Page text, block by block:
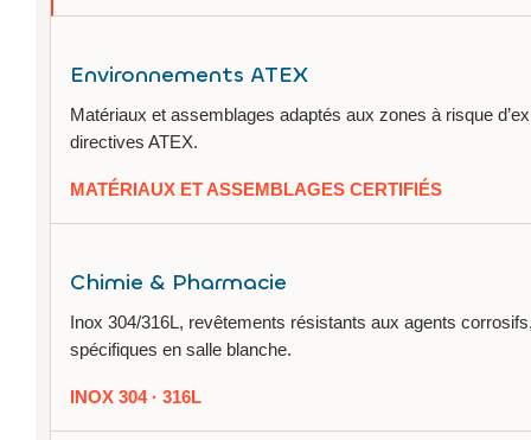
Environnements ATEX
Matériaux et assemblages adaptés aux zones à risque
directives ATEX.
MATÉRIAUX ET ASSEMBLAGES CERTIFIÉS
Chimie & Pharmacie
Inox 304/316L, revêtements résistants aux agents
spécifiques en salle blanche.
INOX 304 · 316L